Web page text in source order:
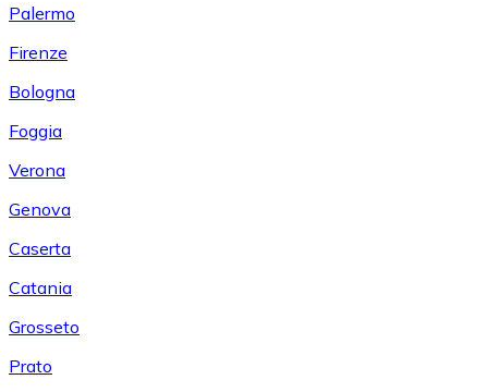
Palermo
Firenze
Bologna
Foggia
Verona
Genova
Caserta
Catania
Grosseto
Prato